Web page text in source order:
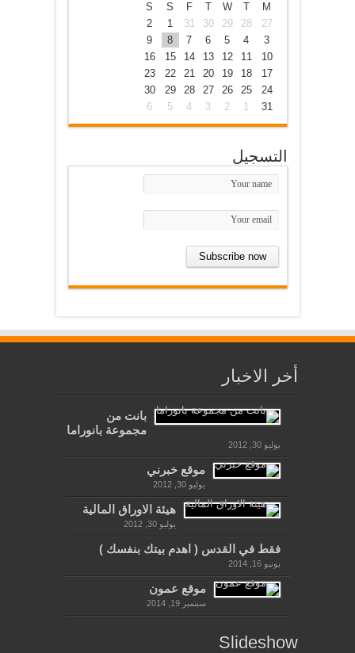
M
T
W
T
F
S
S
27
28
29
30
31
1
2
3
4
5
6
7
8
9
10
11
12
13
14
15
16
17
18
19
20
21
22
23
24
25
26
27
28
29
30
31
1
2
3
4
5
6
التسجيل
أخر الاخبار
بانت من
مجموعة بانوراما
يوليو 30, 2012
موقع خبرني
يوليو 30, 2012
هيئة الاوراق المالية
يوليو 30, 2012
فقط في القدس ( اهدم بيتك بنفسك )
يونيو 16, 2014
موقع عمون
سبتمبر 19, 2014
Slideshow